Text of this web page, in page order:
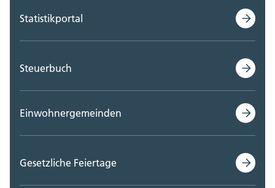
Statistikportal
Steuerbuch
Einwohnergemeinden
Gesetzliche Feiertage